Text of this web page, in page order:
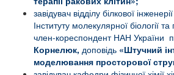
завідувач відділу білкової
Інституту молекулярної біології
член-кореспондент НАН України
Корнелюк, доповідь «Штучний
моделювання просторової